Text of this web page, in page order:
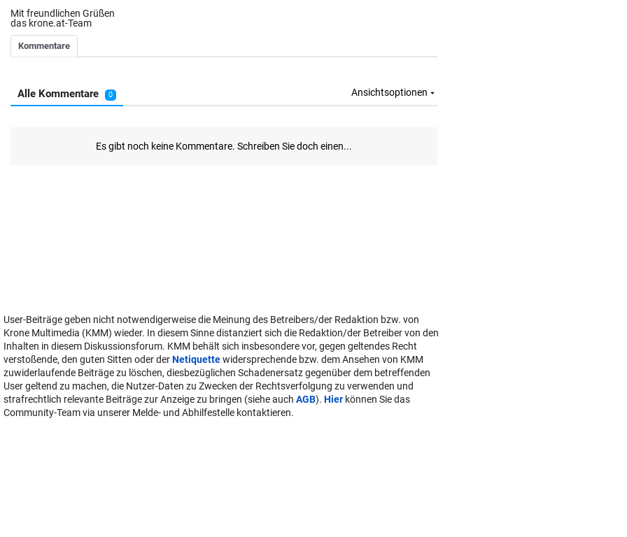
Mit freundlichen Grüßen
das krone.at-Team
User-Beiträge geben nicht notwendigerweise die Meinung des Betreibers/der Redaktion bzw. von
Krone Multimedia (KMM) wieder. In diesem Sinne distanziert sich die Redaktion/der Betreiber von den
Inhalten in diesem Diskussionsforum. KMM behält sich insbesondere vor, gegen geltendes Recht
verstoßende, den guten Sitten oder derNetiquettewidersprechende bzw. dem Ansehen von KMM
zuwiderlaufende Beiträge zu löschen, diesbezüglichen Schadenersatz gegenüber dem betreffenden
User geltend zu machen, die Nutzer-Daten zu Zwecken der Rechtsverfolgung zu verwenden und
strafrechtlich relevante Beiträge zur Anzeige zu bringen (siehe auch AGB). Hier können Sie das
Community-Team via unserer Melde- und Abhilfestelle kontaktieren.